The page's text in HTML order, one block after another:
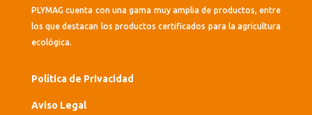
PLYMAG cuenta con una gama muy amplia de productos, entre
los que destacan los productos certificados para la agricultura
ecológica.
Política de Privacidad
Aviso Legal